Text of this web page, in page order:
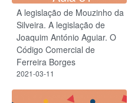
A legislação de Mouzinho da
Silveira. A legislação de
Joaquim António Aguiar. O
Código Comercial de
Ferreira Borges
2021-03-11